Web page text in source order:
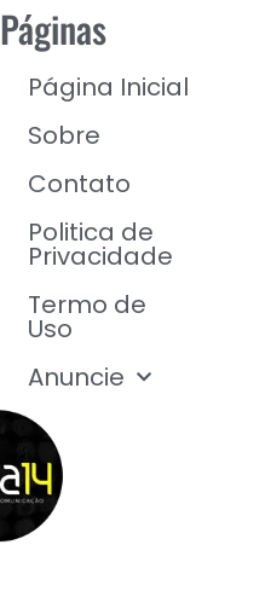
Páginas
Página Inicial
Sobre
Contato
Politica de
Privacidade
Termo de
Uso
Anuncie